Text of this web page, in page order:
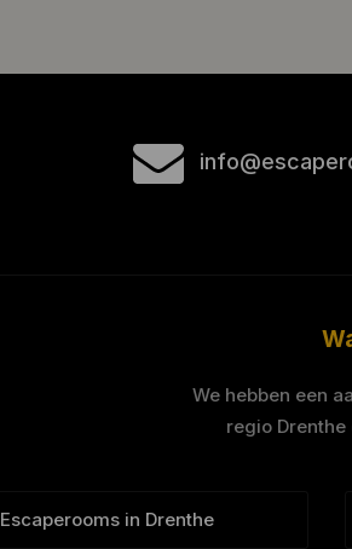
We hebben een
regio
Escaperooms in Drenthe